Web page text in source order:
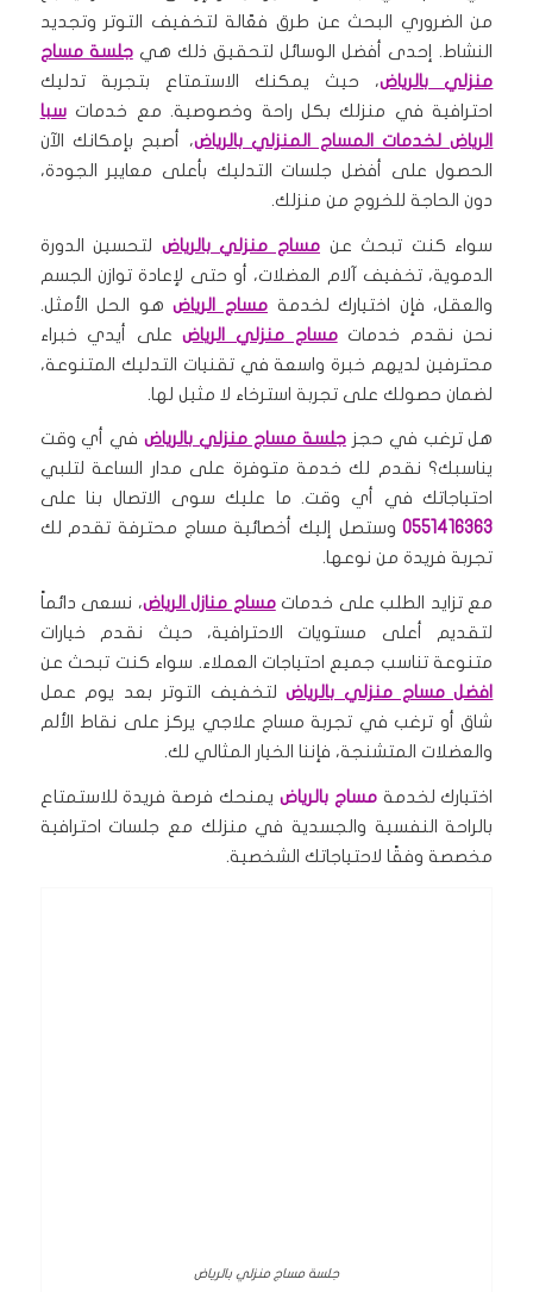
من الضروري البحث عن طرق فعّالة لتخفيف التوتر وتجديد
النشاط. إحدى أفضل الوسائل لتحقيق ذلك هيجلسة مساج
منزلي بالرياض، حيث يمكنك الاستمتاع بتجربة تدليك
احترافية في منزلك بكل راحة وخصوصية. مع خدماتسبا
الرياض لخدمات المساج المنزلي بالرياض، أصبح بإمكانك الآن
الحصول على أفضل جلسات التدليك بأعلى معايير الجودة،
دون الحاجة للخروج من منزلك.
سواء كنت تبحث عن مساج منزلي بالرياض لتحسين الدورة
الدموية، تخفيف آلام العضلات، أو حتى لإعادة توازن الجسم
والعقل، فإن اختيارك لخدمة مساج الرياضهو الحل الأمثل.
نحن نقدم خدماتمساج منزلي الرياضعلى أيدي خبراء
محترفين لديهم خبرة واسعة في تقنيات التدليك المتنوعة،
لضمان حصولك على تجربة استرخاء لا مثيل لها.
هل ترغب في حجزجلسة مساج منزلي بالرياضفي أي وقت
يناسبك؟ نقدم لك خدمة متوفرة على مدار الساعة لتلبي
احتياجاتك في أي وقت. ما عليك سوى الاتصال بنا على
0551416363وستصل إليك أخصائية مساج محترفة تقدم لك
تجربة فريدة من نوعها.
مع تزايد الطلب على خدماتمساج منازل الرياض، نسعى دائماً
لتقديم أعلى مستويات الاحترافية، حيث نقدم خيارات
متنوعة تناسب جميع احتياجات العملاء. سواء كنت تبحث عن
افضل مساج منزلي بالرياضلتخفيف التوتر بعد يوم عمل
شاق أو ترغب في تجربة مساج علاجي يركز على نقاط الألم
والعضلات المتشنجة، فإننا الخيار المثالي لك.
اختيارك لخدمةمساج بالرياض يمنحك فرصة فريدة للاستمتاع
بالراحة النفسية والجسدية في منزلك مع جلسات احترافية
مخصصة وفقًا لاحتياجاتك الشخصية.
جلسة مساج منزلي بالرياض